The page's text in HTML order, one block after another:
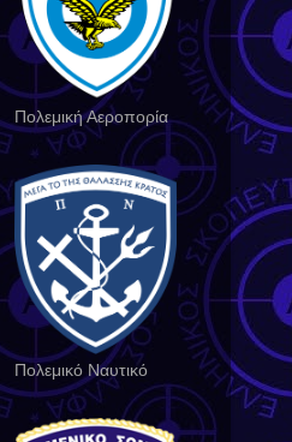
Πολεμική Αεροπορία
Πολεμικό Ναυτικό